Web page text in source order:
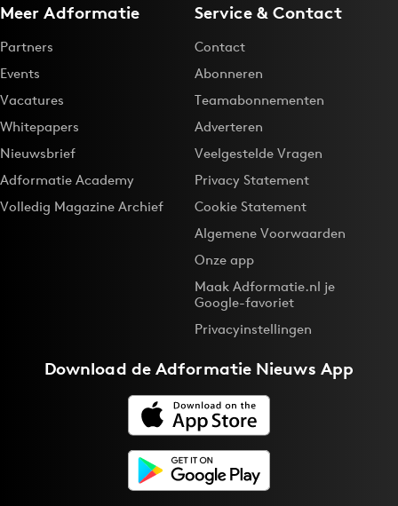
Meer Adformatie
Partners
Events
Vacatures
Whitepapers
Nieuwsbrief
Adformatie Academy
Volledig Magazine Archief
Service & Contact
Contact
Abonneren
Teamabonnementen
Adverteren
Veelgestelde Vragen
Privacy Statement
Cookie Statement
Algemene Voorwaarden
Onze app
Maak Adformatie.nl je
Google-favoriet
Privacyinstellingen
Download deAdformatie Nieuws App